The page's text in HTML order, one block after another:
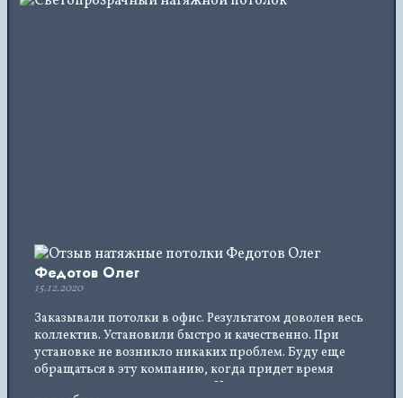
Федотов Олег
15.12.2020
Заказывали потолки в офис. Результатом доволен весь
коллектив. Установили быстро и качественно. При
установке не возникло никаких проблем. Буду еще
обращаться в эту компанию, когда придет время
устанавливать потолок дома. Надежная,